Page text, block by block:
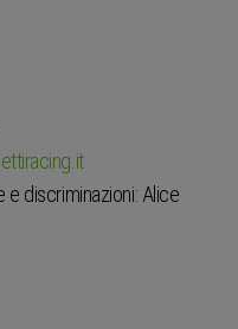
e discriminazioni: Alice